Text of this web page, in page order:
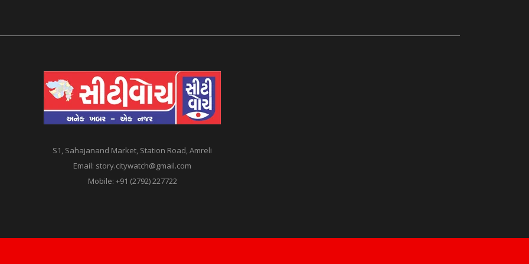
S1, Sahajanand Market, Station Road, Amreli
Email: story.citywatch@gmail.com
Mobile: +91 (2792) 227722